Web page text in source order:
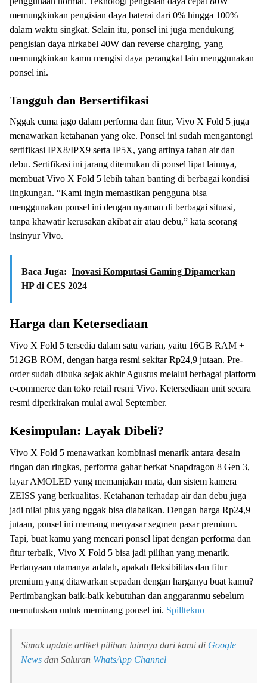
memungkinkan pengisian daya baterai dari 0% hingga 100%
dalam waktu singkat. Selain itu, ponsel ini juga mendukung
pengisian daya nirkabel 40W dan reverse charging, yang
memungkinkan kamu mengisi daya perangkat lain menggunakan
ponsel ini.
Tangguh dan Bersertifikasi
Nggak cuma jago dalam performa dan fitur, Vivo X Fold 5 juga
menawarkan ketahanan yang oke. Ponsel ini sudah mengantongi
sertifikasi IPX8/IPX9 serta IP5X, yang artinya tahan air dan
debu. Sertifikasi ini jarang ditemukan di ponsel lipat lainnya,
membuat Vivo X Fold 5 lebih tahan banting di berbagai kondisi
lingkungan. “Kami ingin memastikan pengguna bisa
menggunakan ponsel ini dengan nyaman di berbagai situasi,
tanpa khawatir kerusakan akibat air atau debu,” kata seorang
insinyur Vivo.
Baca Juga: Inovasi Komputasi Gaming Dipamerkan
HP di CES 2024
Harga dan Ketersediaan
Vivo X Fold 5 tersedia dalam satu varian, yaitu 16GB RAM +
512GB ROM, dengan harga resmi sekitar Rp24,9 jutaan. Pre-
order sudah dibuka sejak akhir Agustus melalui berbagai platform
e-commerce dan toko retail resmi Vivo. Ketersediaan unit secara
resmi diperkirakan mulai awal September.
Kesimpulan: Layak Dibeli?
Vivo X Fold 5 menawarkan kombinasi menarik antara desain
ringan dan ringkas, performa gahar berkat Snapdragon 8 Gen 3,
layar AMOLED yang memanjakan mata, dan sistem kamera
ZEISS yang berkualitas. Ketahanan terhadap air dan debu juga
jadi nilai plus yang nggak bisa diabaikan. Dengan harga Rp24,9
jutaan, ponsel ini memang menyasar segmen pasar premium.
Tapi, buat kamu yang mencari ponsel lipat dengan performa dan
fitur terbaik, Vivo X Fold 5 bisa jadi pilihan yang menarik.
Pertanyaan utamanya adalah, apakah fleksibilitas dan fitur
premium yang ditawarkan sepadan dengan harganya buat kamu?
Pertimbangkan baik-baik kebutuhan dan anggaranmu sebelum
memutuskan untuk meminang ponsel ini. Spilltekno
Simak update artikel pilihan lainnya dari kami di Google
News dan Saluran WhatsApp Channel